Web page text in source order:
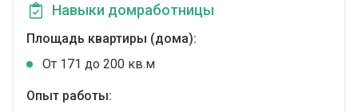
Навыки домработницы
Площадь квартиры (дома):
От 171 до 200 кв.м
Опыт работы: